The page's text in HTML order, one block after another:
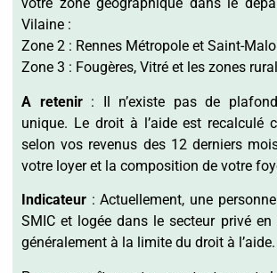
votre zone géographique dans le
Vilaine :
Zone 2 : Rennes Métropole et Saint-
Zone 3 : Fougères, Vitré et les zones
A retenir : Il n’existe pas de
unique. Le droit à l’aide est recalculé
selon vos revenus des 12 derniers
votre loyer et la composition de votre
Indicateur : Actuellement, une
SMIC et logée dans le secteur privé
généralement à la limite du droit à l’aide.